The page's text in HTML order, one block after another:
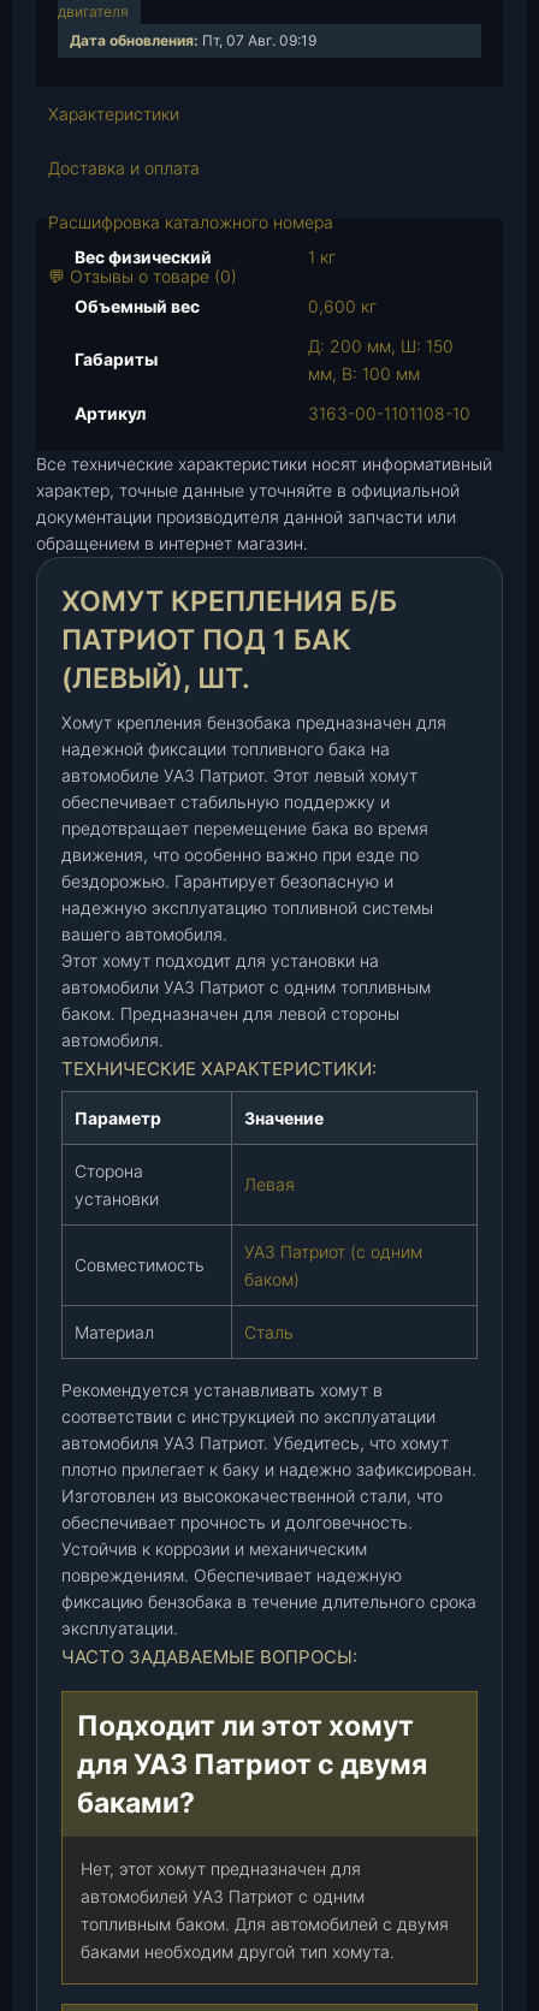
е
в
т
в
р
е
н
и
е
е
н
о
б
а
к
а
3
1
6
3
(
х
о
м
у
д
б
а
к
(
л
е
в
ы
й
И
двигателя
Дата обновления: Пт, 07 Авг. 09:19
Характеристики
Доставка и оплата
Расшифровка каталожного номера
💬 Отзывы о товаре (0)
Вес физический 1 кг
Объемный вес 0,600 кг
Габариты
Д: 200 мм, Ш: 150
мм, В: 100 мм
Артикул
3163-00-1101108-10
Все технические характеристики носят информативный
характер, точные данные уточняйте в официальной
документации производителя данной запчасти или
обращением в интернет магазин.
ХОМУТ КРЕПЛЕНИЯ Б/Б
ПАТРИОТ ПОД 1 БАК
(ЛЕВЫЙ), ШТ.
Хомут крепления бензобака предназначен для
надежной фиксации топливного бака на
автомобиле УАЗ Патриот. Этот левый хомут
обеспечивает стабильную поддержку и
предотвращает перемещение бака во время
движения, что особенно важно при езде по
бездорожью. Гарантирует безопасную и
надежную эксплуатацию топливной системы
вашего автомобиля.
Этот хомут подходит для установки на
автомобили УАЗ Патриот с одним топливным
баком. Предназначен для левой стороны
автомобиля.
ТЕХНИЧЕСКИЕ ХАРАКТЕРИСТИКИ:
Параметр Значение
Сторона
установки
Левая
Совместимость
УАЗ Патриот (с одним
баком)
Материал Сталь
Рекомендуется устанавливать хомут в
соответствии с инструкцией по эксплуатации
автомобиля УАЗ Патриот. Убедитесь, что хомут
плотно прилегает к баку и надежно зафиксирован.
Изготовлен из высококачественной стали, что
обеспечивает прочность и долговечность.
Устойчив к коррозии и механическим
повреждениям. Обеспечивает надежную
фиксацию бензобака в течение длительного срока
эксплуатации.
ЧАСТО ЗАДАВАЕМЫЕ ВОПРОСЫ:
Подходит ли этот хомут
для УАЗ Патриот с двумя
баками?
Нет, этот хомут предназначен для
автомобилей УАЗ Патриот с одним
топливным баком. Для автомобилей с двумя
баками необходим другой тип хомута.